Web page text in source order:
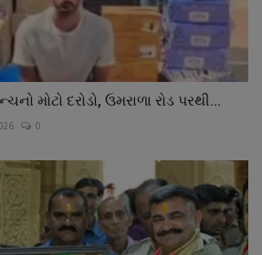
મોટો દરોડો, ઉમરાળા રોડ પરથી...
0